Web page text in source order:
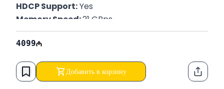
HDCP Support: Yes
Memory Speed: 21 GBps
Recommended PSU: 850 W
OpenGL Version:
Digital Max Resolution: 7680 x 4320
Power Connectors: 1x 16-pin
4099
Добавить в корзину